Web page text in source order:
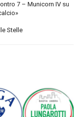
7 – Municorn IV su
Stelle